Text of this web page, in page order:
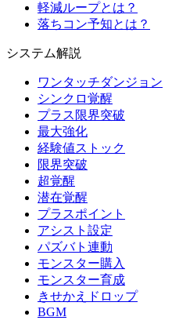
軽減ループとは？
落ちコン予知とは？
システム解説
ワンタッチダンジョン
シンクロ覚醒
プラス限界突破
最大強化
経験値ストック
限界突破
超覚醒
潜在覚醒
プラスポイント
アシスト設定
パズバト連動
モンスター購入
モンスター育成
きせかえドロップ
BGM